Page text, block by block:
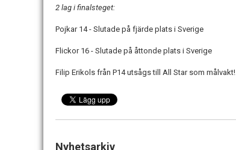
2 lag i finalsteget:
Pojkar 14 - Slutade på fjärde plats i Sverige
Flickor 16 - Slutade på åttonde plats i Sverige
Filip Erikols från P14 utsågs till All Star som målvakt!
Nyhetsarkiv